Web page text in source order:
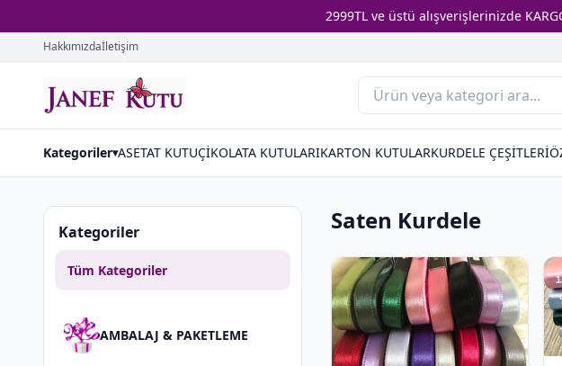
2999TL ve üstü alışverişlerinizde
Hakkımızdaİletişim
Kategoriler▾ASETAT KUTUÇİKOLATA KUTULARIKARTON KUTULARKURDELE ÇEŞİTLERİ
Kategoriler
Tüm Kategoriler
AMBALAJ & PAKETLEME
Saten Kurdele